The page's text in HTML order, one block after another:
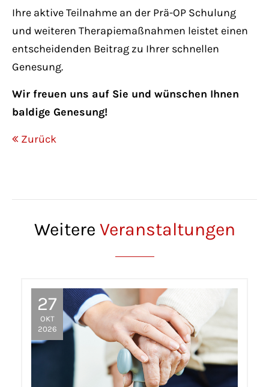
Ihre aktive Teilnahme an der Prä-OP Schulung
und weiteren Therapiemaßnahmen leistet einen
entscheidenden Beitrag zu Ihrer schnellen
Genesung.
Wir freuen uns auf Sie und wünschen Ihnen
baldige Genesung!
Zurück
Weitere Veranstaltungen
27
OKT
2026